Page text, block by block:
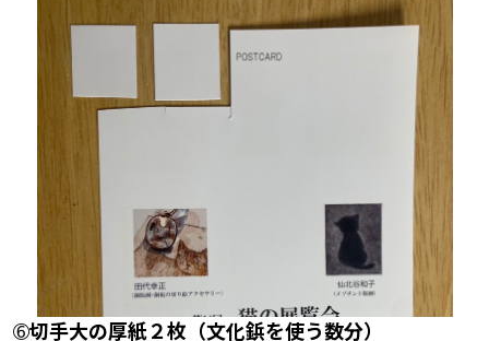
➅切手大の厚紙２枚（文化鋲を使う数分）